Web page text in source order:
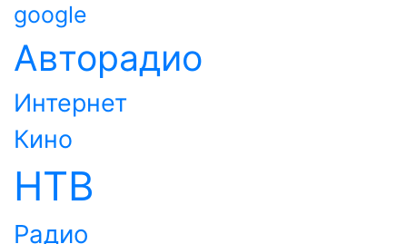
google
Авторадио
Интернет
Кино
НТВ
Радио